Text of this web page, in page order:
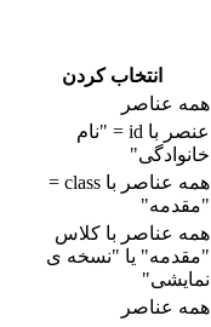
انتخاب کردن
همه عناصر
عنصر با id = "نام
خانوادگی"
همه عناصر با class =
"مقدمه"
همه عناصر با کلاس
"مقدمه" یا "نسخه ی
نمایشی"
همه عناصر